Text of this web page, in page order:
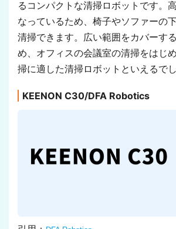
るコンパクトな清掃ロボットです。
なっているため、椅子やソファーの
清掃できます。広い範囲をカバーす
め、オフィスの会議室の清掃をはじ
掃に適した清掃ロボットといえるでし
KEENON C30/DFA Robotics